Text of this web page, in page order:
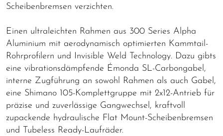
Scheibenbremsen verzichten.
Einen ultraleichten Rahmen aus 300 Series Alpha
Aluminium mit aerodynamisch optimierten Kammtail-
Rohrprofilern und Invisible Weld Technology. Dazu gibts
eine vibrationsdämpfende Émonda SL-Carbongabel,
interne Zugführung an sowohl Rahmen als auch Gabel,
eine Shimano 105-Komplettgruppe mit 2x12-Antrieb für
präzise und zuverlässige Gangwechsel, kraftvoll
zupackende hydraulische Flat Mount-Scheibenbremsen
und Tubeless Ready-Laufräder.